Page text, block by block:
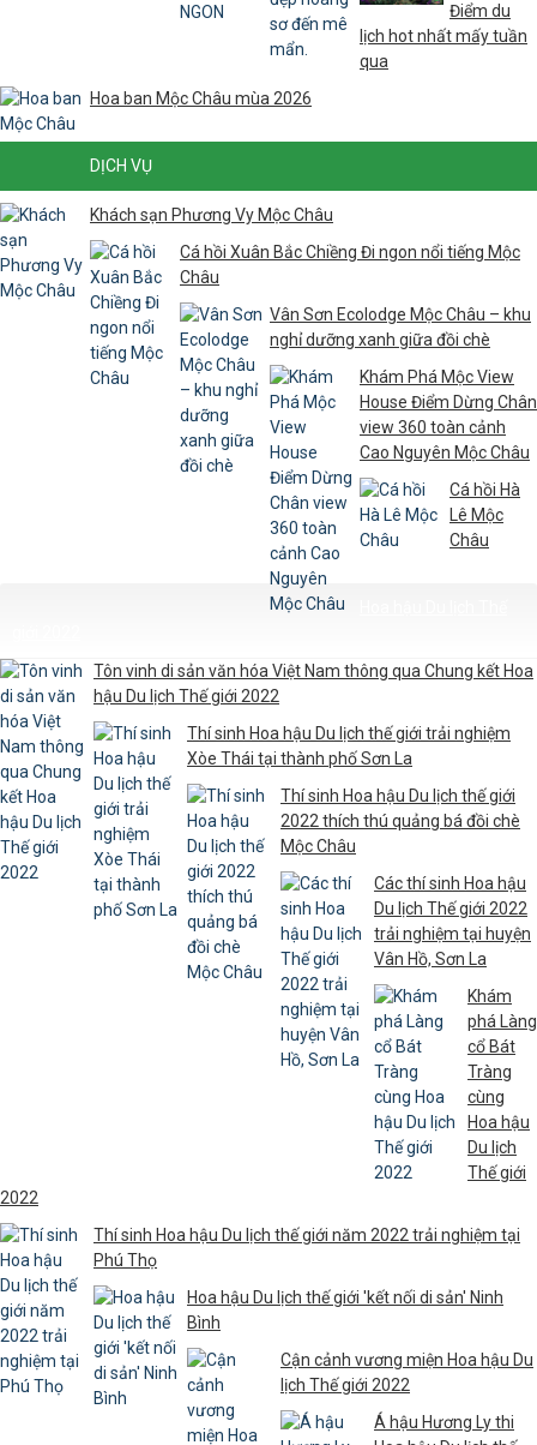
Điểm du
lịch hot nhất mấy tuần
qua
Hoa ban Mộc Châu mùa 2026
DỊCH VỤ
Khách sạn Phương Vy Mộc Châu
Cá hồi Xuân Bắc Chiềng Đi ngon nổi tiếng Mộc
Châu
Vân Sơn Ecolodge Mộc Châu – khu
nghỉ dưỡng xanh giữa đồi chè
Khám Phá Mộc View
House Điểm Dừng Chân
view 360 toàn cảnh
Cao Nguyên Mộc Châu
Cá hồi Hà
Lê Mộc
Châu
Tôn vinh di sản văn hóa Việt Nam thông qua Chung kết Hoa
hậu Du lịch Thế giới 2022
Thí sinh Hoa hậu Du lịch thế giới trải nghiệm
Xòe Thái tại thành phố Sơn La
Thí sinh Hoa hậu Du lịch thế giới
2022 thích thú quảng bá đồi chè
Mộc Châu
Các thí sinh Hoa hậu
Du lịch Thế giới 2022
trải nghiệm tại huyện
Vân Hồ, Sơn La
Khám
phá Làng
cổ Bát
Tràng
cùng
Hoa hậu
Du lịch
Thế giới
2022
Thí sinh Hoa hậu Du lịch thế giới năm 2022 trải nghiệm tại
Phú Thọ
Hoa hậu Du lịch thế giới 'kết nối di sản' Ninh
Bình
Cận cảnh vương miện Hoa hậu Du
lịch Thế giới 2022
Á hậu Hương Ly thi